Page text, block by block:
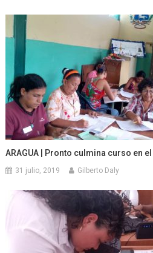
ARAGUA | Pronto culmina curso en el
31 julio, 2019 Gilberto Daly